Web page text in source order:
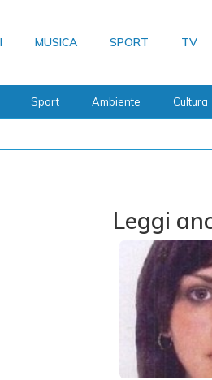
MUSICA SPORT TV
Sport Ambiente Cultura
Leggi